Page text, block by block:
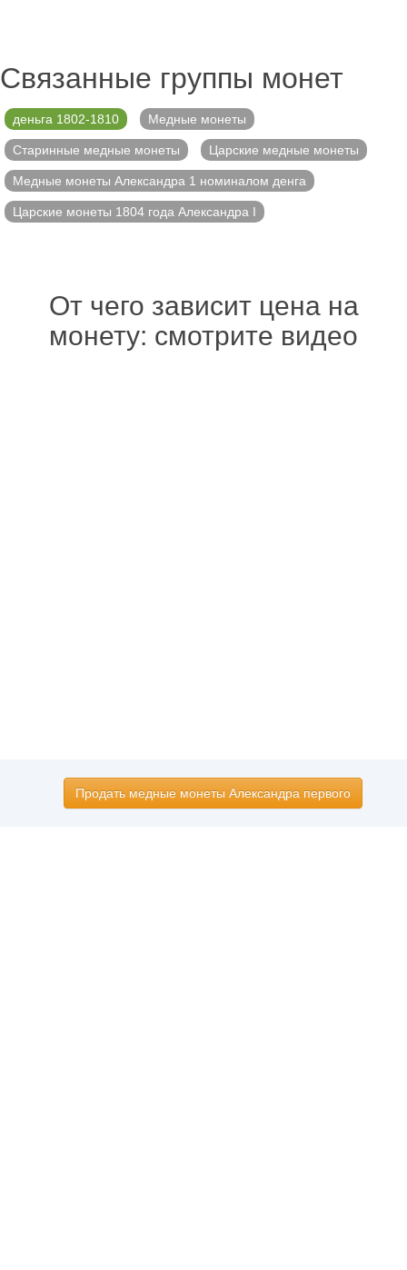
Связанные группы монет
деньга 1802-1810 Медные монеты
Старинные медные монеты Царские медные монеты
Медные монеты Александра 1 номиналом денга
Царские монеты 1804 года Александра I
От чего зависит цена на
монету: смотрите видео
Продать медные монеты Александра первого